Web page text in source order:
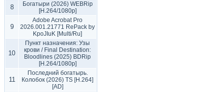
8
Богатыри (2026) WEBRip
[H.264/1080p]
9
Adobe Acrobat Pro
2026.001.21771 RePack by
KpoJIuK [Multi/Ru]
10
Пункт назначения: Узы
крови / Final Destination:
Bloodlines (2025) BDRip
[H.264/1080p]
11
Последний богатырь.
Колобок (2026) TS [H.264]
[AD]